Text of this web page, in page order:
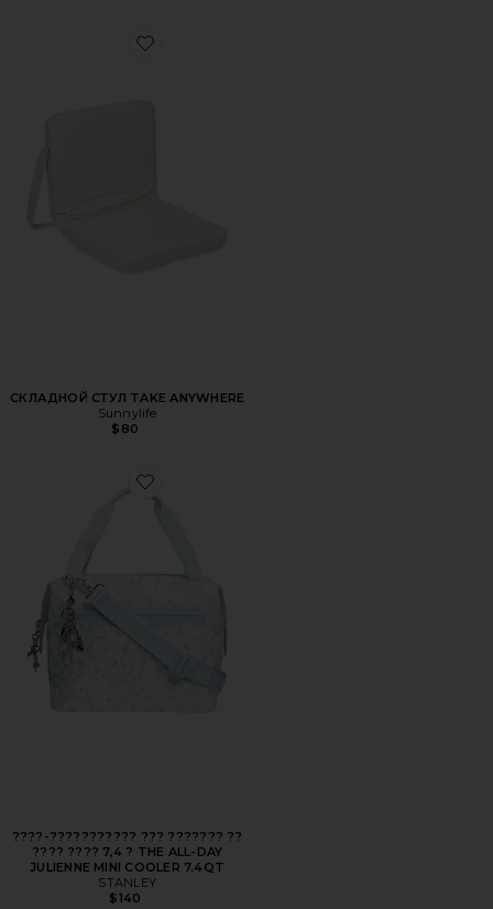
Favorite СКЛАДНОЙ СТУЛ TAKE ANYWHERE
СКЛАДНОЙ СТУЛ TAKE ANYWHERE
Sunnylife
$80
Favorite ????-??????????? ??? ??????? ?? ???? ???? 7,4 ?
????-??????????? ??? ??????? ??
???? ???? 7,4 ? THE ALL-DAY
JULIENNE MINI COOLER 7.4QT
STANLEY
$140